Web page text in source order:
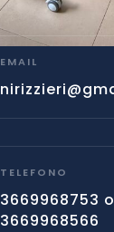
EMAIL
TELEFONO
3669968753
3669968566